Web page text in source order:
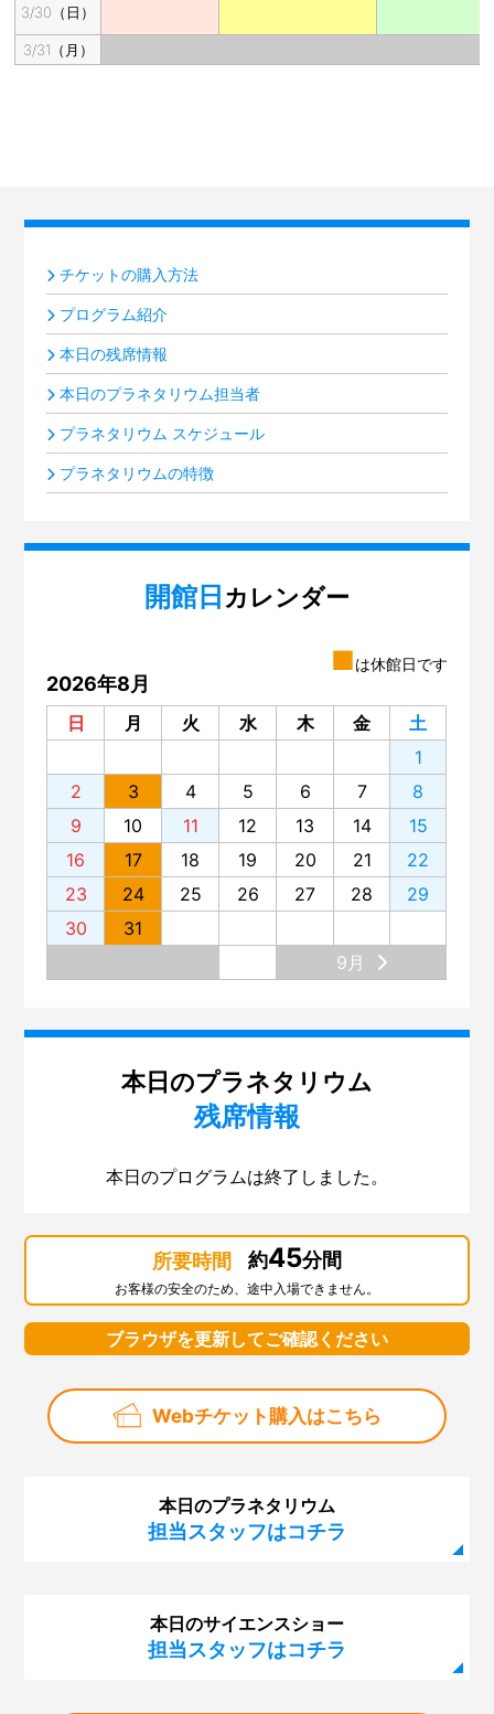
3/30（日）
3/31（月）
チケットの購入方法
プログラム紹介
本日の残席情報
本日のプラネタリウム担当者
プラネタリウム スケジュール
プラネタリウムの特徴
開館日 カレンダー
■は休館日です
2026年8月
日 月 火 水 木 金
土
1
2
3 4 5 6 7
8
9
10 11 12 13 14
15
16
17 18 19 20 21
22
23
24 25 26 27 28
29
30
31
9月
本日のプラネタリウム
残席情報
本日のプログラムは終了しました。
所要時間 約45分間
お客様の安全のため、途中入場できません。
ブラウザを更新してご確認ください
Webチケット購入はこちら
本日のプラネタリウム
担当スタッフはコチラ
本日のサイエンスショー
担当スタッフはコチラ